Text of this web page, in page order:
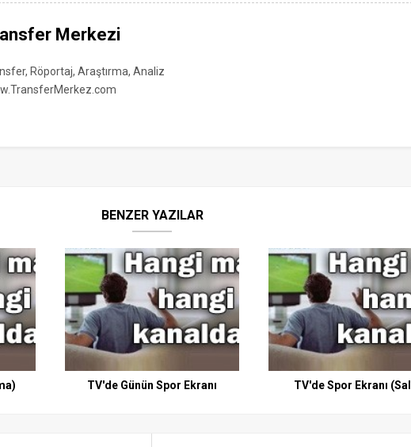
Merkezi
Röportaj, Araştırma, Analiz
BENZER YAZILAR
TV'de Günün Spor Ekranı TV'de Spor Ekranı